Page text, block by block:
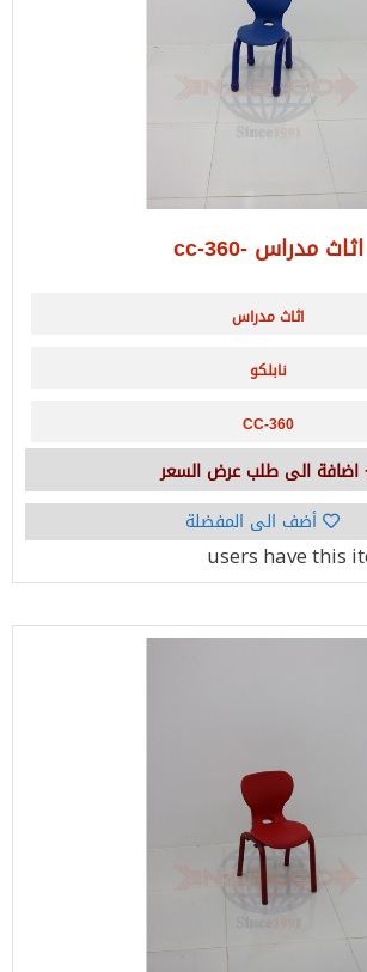
اثاث مدراس -cc-360
اثاث مدراس
نابلكو
CC-360
اضافة الى طلب عرض السعر
أضف الى المفضلة
have this